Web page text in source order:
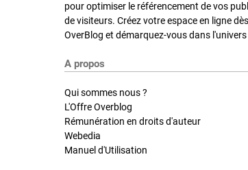
pour optimiser le référencement de vos
de visiteurs. Créez votre espace en ligne
OverBlog et démarquez-vous dans
A propos
Qui sommes nous ?
L'Offre Overblog
Rémunération en droits d'auteur
Webedia
Manuel d'Utilisation